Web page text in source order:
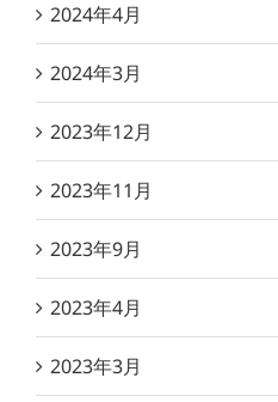
2024年4月
2024年3月
2023年12月
2023年11月
2023年9月
2023年4月
2023年3月